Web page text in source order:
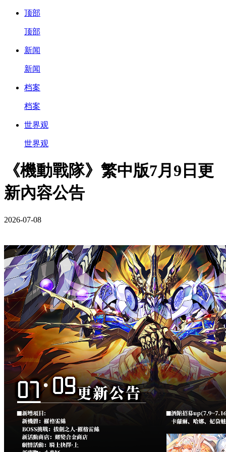
顶部
顶部
新闻
新闻
档案
档案
世界观
世界观
《機動戰隊》繁中版7月9日更
新內容公告
2026-07-08